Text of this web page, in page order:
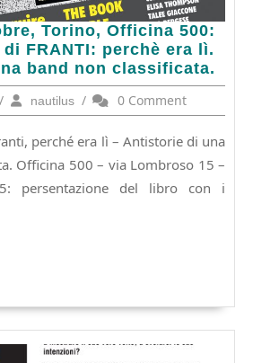
Torino, Officina 500:
FRANTI: perchè era lì.
band non classificata.
/ nautilusnautilus
/ 0 Comment
perché era lì – Antistorie di una
Officina 500 – via Lombroso 15 –
persentazione del libro con i